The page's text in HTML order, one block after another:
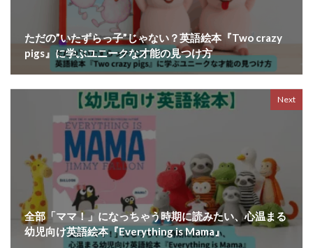
ただの”いたずらっ子”じゃない？英語絵本『Two crazy
pigs』に学ぶユニークな才能の見つけ方
Next
全部「ママ！」になっちゃう時期に読みたい、心温まる
幼児向け英語絵本『Everything is Mama』